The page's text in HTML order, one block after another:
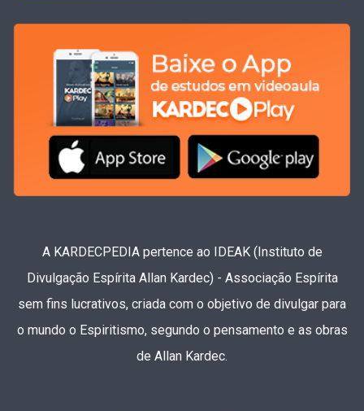
A KARDECPEDIA pertence ao IDEAK (Instituto de
Divulgação Espírita Allan Kardec) - Associação Espírita
sem fins lucrativos, criada com o objetivo de divulgar para
o mundo o Espiritismo, segundo o pensamento e as obras
de Allan Kardec.